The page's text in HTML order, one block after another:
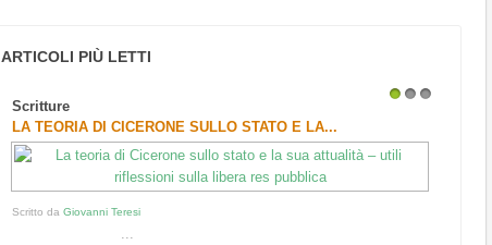
ARTICOLI PIÙ LETTI
Scritture
LA TEORIA DI CICERONE SULLO STATO E LA...
Scritto daGiovanni Teresi
...